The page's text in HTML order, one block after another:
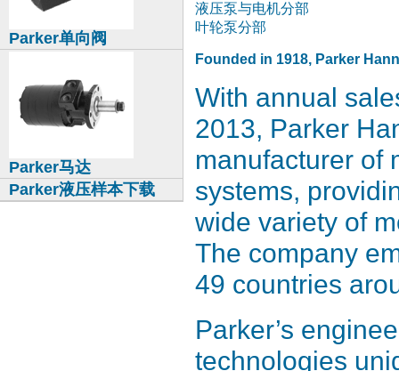
液压泵与电机分部
叶轮泵分部
Founded in 1918, Parker
With annual
2013, Parker
manufacturer of
systems,
wide variety of
The company
49 countries
Parker’s
technologies
Parker单向阀
Parker马达
Parker液压样本下载